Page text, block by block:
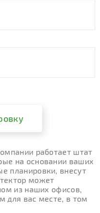
работает штат
на основании ваших
планировки, внесут
может
из наших офисов,
для вас месте, в том